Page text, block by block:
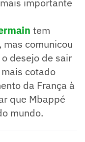
tem
comunicou
desejo de sair
mais cotado
da França à
que Mbappé
mundo.